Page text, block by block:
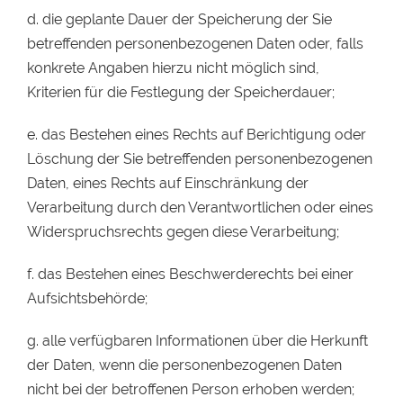
d. die geplante Dauer der Speicherung der Sie
betreffenden personenbezogenen Daten oder, falls
konkrete Angaben hierzu nicht möglich sind,
Kriterien für die Festlegung der Speicherdauer;
e. das Bestehen eines Rechts auf Berichtigung oder
Löschung der Sie betreffenden personenbezogenen
Daten, eines Rechts auf Einschränkung der
Verarbeitung durch den Verantwortlichen oder eines
Widerspruchsrechts gegen diese Verarbeitung;
f. das Bestehen eines Beschwerderechts bei einer
Aufsichtsbehörde;
g. alle verfügbaren Informationen über die Herkunft
der Daten, wenn die personenbezogenen Daten
nicht bei der betroffenen Person erhoben werden;